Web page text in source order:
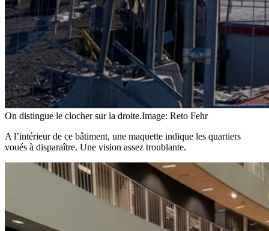
On distingue le clocher sur la droite.Image: Reto Fehr
A l’intérieur de ce bâtiment, une maquette indique les quartiers
voués à disparaître. Une vision assez troublante.